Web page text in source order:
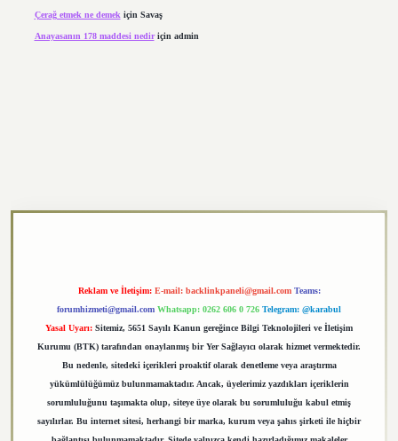
Çerağ etmek ne demek için Savaş
Anayasanın 178 maddesi nediriçin admin
Reklam ve İletişim: E-mail: backlinkpaneli@gmail.com Teams:
forumhizmeti@gmail.com Whatsapp: 0262 606 0 726 Telegram: @karabul
Yasal Uyarı: Sitemiz, 5651 Sayılı Kanun gereğince Bilgi Teknolojileri ve İletişim
Kurumu (BTK) tarafından onaylanmış bir Yer Sağlayıcı olarak hizmet vermektedir.
Bu nedenle, sitedeki içerikleri proaktif olarak denetleme veya araştırma
yükümlülüğümüz bulunmamaktadır. Ancak, üyelerimiz yazdıkları içeriklerin
sorumluluğunu taşımakta olup, siteye üye olarak bu sorumluluğu kabul etmiş
sayılırlar. Bu internet sitesi, herhangi bir marka, kurum veya şahıs şirketi ile hiçbir